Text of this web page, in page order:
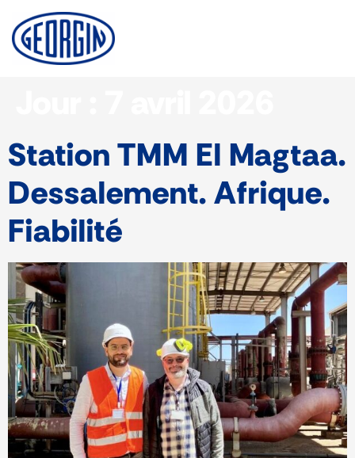
Cookie-Einstellungen
Station TMM El Magtaa.
Dessalement. Afrique.
Fiabilité